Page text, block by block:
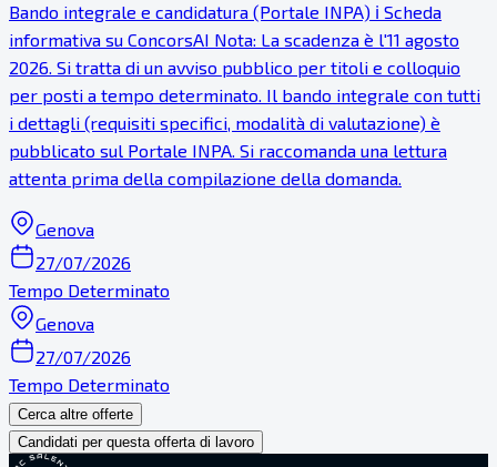
Bando integrale e candidatura (Portale INPA) ℹ Scheda
informativa su ConcorsAI Nota: La scadenza è l'11 agosto
2026. Si tratta di un avviso pubblico per titoli e colloquio
per posti a tempo determinato. Il bando integrale con tutti
i dettagli (requisiti specifici, modalità di valutazione) è
pubblicato sul Portale INPA. Si raccomanda una lettura
attenta prima della compilazione della domanda.
Genova
27/07/2026
Tempo Determinato
Genova
27/07/2026
Tempo Determinato
Cerca altre offerte
Candidati per questa offerta di lavoro